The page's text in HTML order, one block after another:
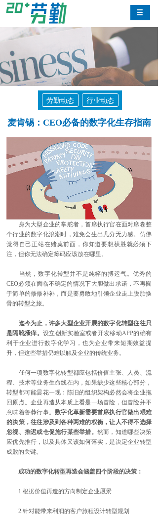
劳勤动态 行业动态
麦肯锡：CEO必备的数字化生存指南
身为大型企业的掌舵者，首席执行官在面对席卷整
个行业的数字化浪潮时，难免会生出几分无力感。仿佛
觉得自己正站在赌桌前面，你知道要想获胜就必须下
注，但你无法确定筹码应该放在哪里。
当然，数字化转型并不是纯粹的搏运气。优秀的
CEO必须在面临不确定的情况下大胆做出承诺，不再囿
于简单的修修补补，而是要勇敢地引领企业走上脱胎换
骨的转型之旅。
迄今为止，许多大型企业开展的数字化转型往往只
是隔靴搔痒。 设立创新实验室或者开发移动APP的确有
利于企业进行数字化学习，也为企业带来短期效益提
升，但这些举措仍难以触及企业的传统业务。
任何一项数字化转型都应包括价值主张、人员、流
程、技术等业务生命线在内，如果缺少这些核心部分，
转型都可能昙花一现：陈旧的组织架构必然会将企业拖
回原点。企业再造从本质上看是一场冒险，但冒险并不
意味着鲁莽行事。数字化革新需要首席执行官做出艰难
的决策，往往涉及到各种两难的权衡，让人不得不选择
忽视、推迟或仓促施行某些举措。 然而，知道哪些决策
应优先推行，以及具体又该如何落实，是决定企业转型
成败的关键。
成功的数字化转型再造会涵盖四个阶段的决策：
1.根据价值再造的方向制定企业愿景
2.针对能带来利润的客户旅程设计转型规划